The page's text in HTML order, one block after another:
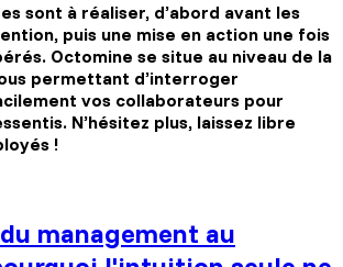
sont à réaliser, d’abord avant les
puis une mise en action une fois
Octomine se situe au niveau de la
permettant d’interroger
vos collaborateurs pour
N’hésitez plus, laissez libre
!
management au